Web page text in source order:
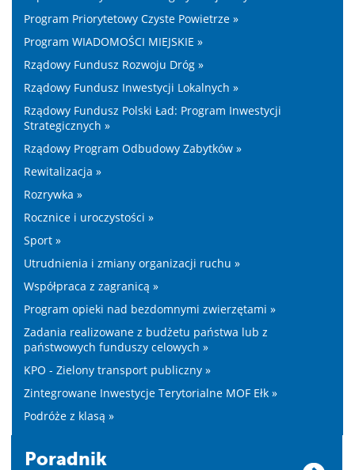
Program Priorytetowy Czyste Powietrze »
Program WIADOMOŚCI MIEJSKIE »
Rządowy Fundusz Rozwoju Dróg »
Rządowy Fundusz Inwestycji Lokalnych »
Rządowy Fundusz Polski Ład: Program Inwestycji
Strategicznych »
Rządowy Program Odbudowy Zabytków »
Rewitalizacja »
Rozrywka »
Rocznice i uroczystości »
Sport »
Utrudnienia i zmiany organizacji ruchu »
Współpraca z zagranicą »
Program opieki nad bezdomnymi zwierzętami »
Zadania realizowane z budżetu państwa lub z
państwowych funduszy celowych »
KPO - Zielony transport publiczny »
Zintegrowane Inwestycje Terytorialne MOF Ełk »
Podróże z klasą »
Poradnik